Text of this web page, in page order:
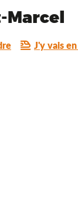
Marcel
J'y vais